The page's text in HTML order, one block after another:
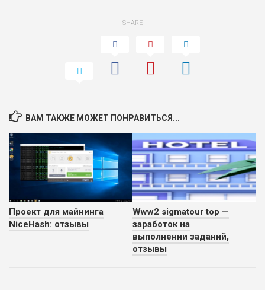
SHARE
ВАМ ТАКЖЕ МОЖЕТ ПОНРАВИТЬСЯ...
Проект для майнинга
NiceHash: отзывы
Www2 sigmatour top —
заработок на
выполнении заданий,
отзывы